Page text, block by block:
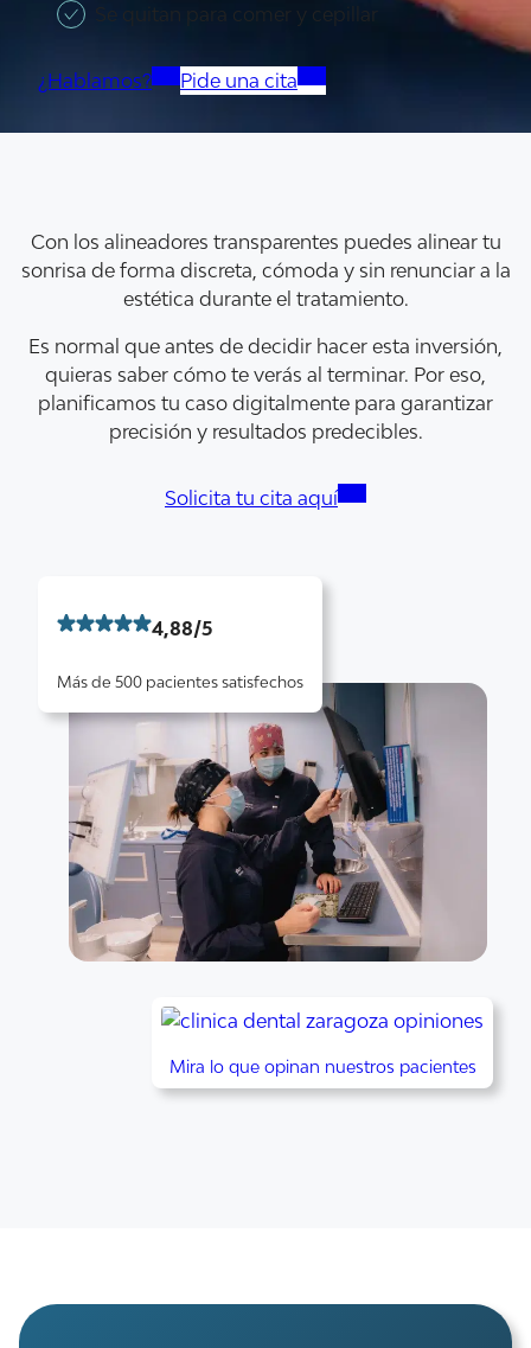
Se quitan para comer y cepillar
¿Hablamos? Pide una cita
Con los alineadores transparentes puedes alinear tu
sonrisa de forma discreta, cómoda y sin renunciar a la
estética durante el tratamiento.
Es normal que antes de decidir hacer esta inversión,
quieras saber cómo te verás al terminar. Por eso,
planificamos tu caso digitalmente para garantizar
precisión y resultados predecibles.
Solicita tu cita aquí
4,88/5
Más de 500 pacientes satisfechos
Mira lo que opinan nuestros pacientes